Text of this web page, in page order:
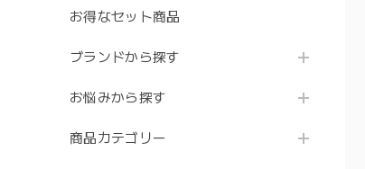
お得なセット商品
ブランドから探す
お悩みから探す
商品カテゴリー